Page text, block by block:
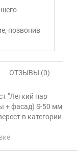
позвонив
ОТЗЫВЫ (0)
"Легкий пар
+ фасад) S-50 мм
в категории